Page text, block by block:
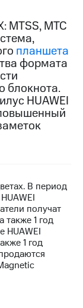
MTSS, МТС
планшета
формата
блокнота.
HUAWEI
В период
получат
также 1 год
HUAWEI
1 год